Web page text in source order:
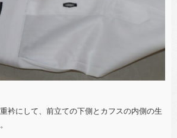
衿にして、前立ての下側とカフスの内側の生